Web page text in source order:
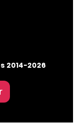
2014-2026